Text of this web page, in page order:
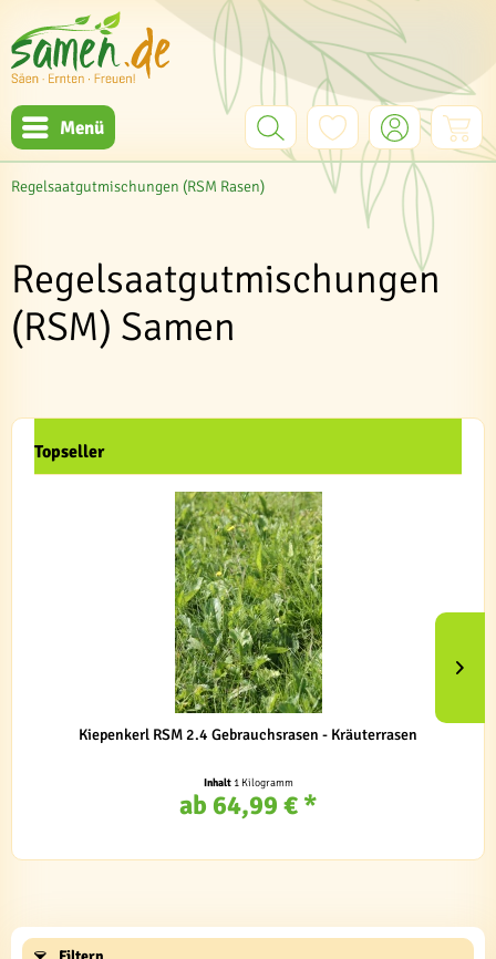
Menü
Regelsaatgutmischungen (RSM Rasen)
Regelsaatgutmischungen
(RSM) Samen
Topseller
Kiepenkerl RSM 2.4 Gebrauchsrasen - Kräuterrasen
Inhalt 1 Kilogramm
ab 64,99 € *